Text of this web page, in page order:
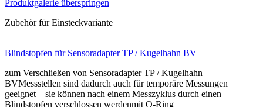
Produktgalerie überspringen
Zubehör für Einsteckvariante
Blindstopfen für Sensoradapter TP / Kugelhahn BV
zum Verschließen von Sensoradapter TP / Kugelhahn
BVMessstellen sind dadurch auch für temporäre Messungen
geeignet – sie können nach einem Messzyklus durch einen
Blindstopfen verschlossen werdenmit O-Ring